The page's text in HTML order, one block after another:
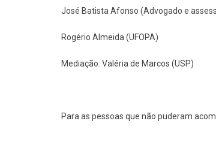
José Batista Afonso (Advogado e
Rogério Almeida (UFOPA)
Mediação: Valéria de Marcos (USP)
Para as pessoas que não puderam